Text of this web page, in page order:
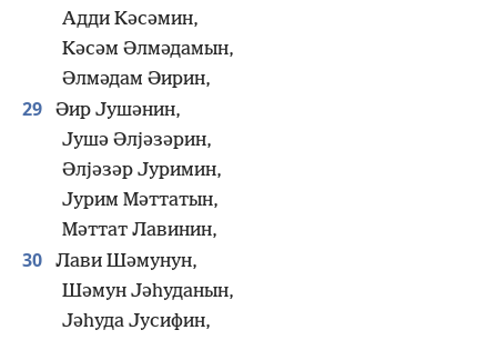
Адди Кәсәмин,
Кәсәм Әлмәдамын,
Әлмәдам Әирин,
29
Әир Јушәнин,
Јушә Әлјәзәрин,
Әлјәзәр Јуримин,
Јурим Мәттатын,
Мәттат Лавинин,
30
Лави Шәмунун,
Шәмун Јәһуданын,
Јәһуда Јусифин,